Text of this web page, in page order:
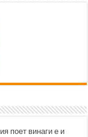
поет винаги е и